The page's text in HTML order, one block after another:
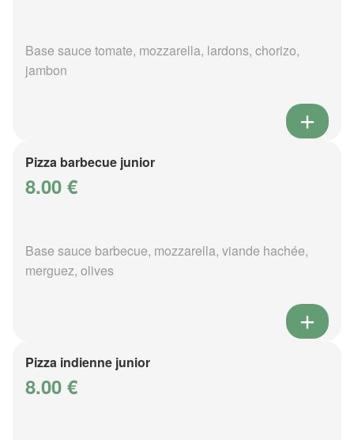
Base sauce tomate, mozzarella, lardons, chorizo,
jambon
Pizza barbecue junior
8.00 €
Base sauce barbecue, mozzarella, viande hachée,
merguez, olives
Pizza indienne junior
8.00 €